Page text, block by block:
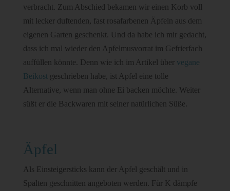
verbracht. Zum Abschied bekamen wir einen Korb voll
mit lecker duftenden, fast rosafarbenen Äpfeln aus dem
eigenen Garten geschenkt. Und da habe ich mir gedacht,
dass ich mal wieder den Apfelmusvorrat im Gefrierfach
auffüllen könnte. Denn wie ich im Artikel über vegane
Beikost geschrieben habe, ist Apfel eine tolle
Alternative, wenn man ohne Ei backen möchte. Weiter
süßt er die Backwaren mit seiner natürlichen Süße.
Äpfel
Als Einsteigersticks kann der Apfel geschält und in
Spalten geschnitten angeboten werden. Für K dämpfe